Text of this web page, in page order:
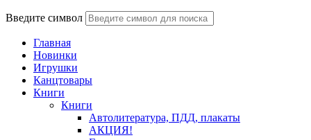
Введите символ
Главная
Новинки
Игрушки
Канцтовары
Книги
Книги
Автолитература, ПДД, плакаты
АКЦИЯ!